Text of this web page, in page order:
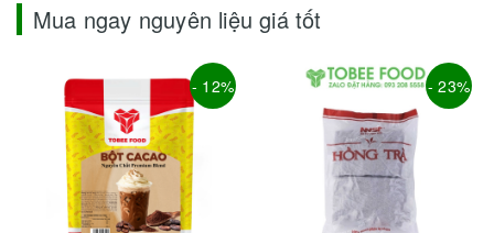
Mua ngay nguyên liệu giá tốt
- 12% - 23%